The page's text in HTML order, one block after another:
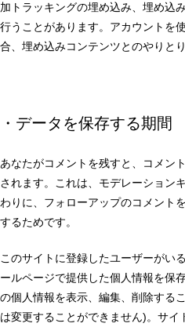
加トラッキングの埋め込み、埋め込
行うことがあります。アカウントを
合、埋め込みコンテンツとのやりと
・データを保存する期間
あなたがコメントを残すと、コメン
されます。これは、モデレーション
わりに、フォローアップのコメント
するためです。
このサイトに登録したユーザーがい
ールページで提供した個人情報を保
の個人情報を表示、編集、削除する
は変更することができません)。サイ